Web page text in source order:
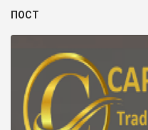
ПОСТ